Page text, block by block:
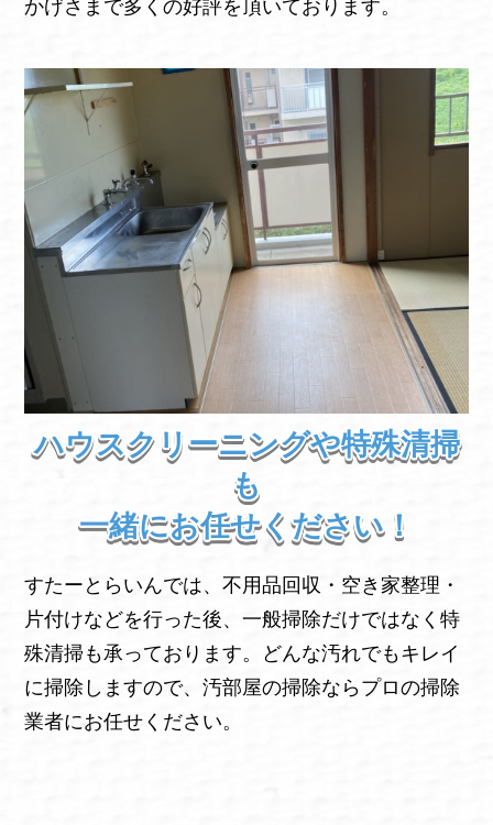
かげさまで多くの好評を頂いております。
ハウスクリーニングや特殊清掃
も
一緒にお任せください！
すたーとらいんでは、不用品回収・空き家整理・
片付けなどを行った後、一般掃除だけではなく特
殊清掃も承っております。どんな汚れでもキレイ
に掃除しますので、汚部屋の掃除ならプロの掃除
業者にお任せください。